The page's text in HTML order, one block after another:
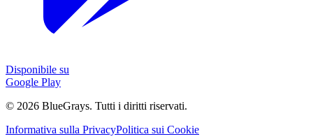
Disponibile su
Google Play
© 2026 BlueGrays. Tutti i diritti riservati.
Informativa sulla PrivacyPolitica sui Cookie